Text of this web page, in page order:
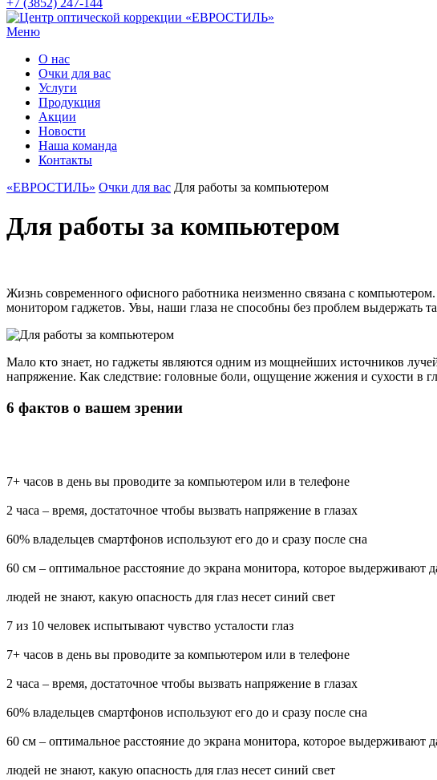
+7 (3852) 247-144
Меню
О нас
Очки для вас
Услуги
Продукция
Акции
Новости
Наша команда
Контакты
«ЕВРОСТИЛЬ» Очки для вас Для работы за компьютером
Для работы за компьютером
Жизнь современного офисного работника неизменно связана с
монитором гаджетов. Увы, наши глаза не способны без проблем выдержать
Мало кто знает, но гаджеты являются одним из мощнейших источников
напряжение. Как следствие: головные боли, ощущение жжения и сухости в
6 фактов о вашем зрении
7+ часов в день вы проводите за компьютером или в телефоне
2 часа – время, достаточное чтобы вызвать напряжение в глазах
60% владельцев смартфонов используют его до и сразу после сна
60 см – оптимальное расстояние до экрана монитора, которое выдерживают
людей не знают, какую опасность для глаз несет синий свет
7 из 10 человек испытывают чувство усталости глаз
7+ часов в день вы проводите за компьютером или в телефоне
2 часа – время, достаточное чтобы вызвать напряжение в глазах
60% владельцев смартфонов используют его до и сразу после сна
60 см – оптимальное расстояние до экрана монитора, которое выдерживают
людей не знают, какую опасность для глаз несет синий свет